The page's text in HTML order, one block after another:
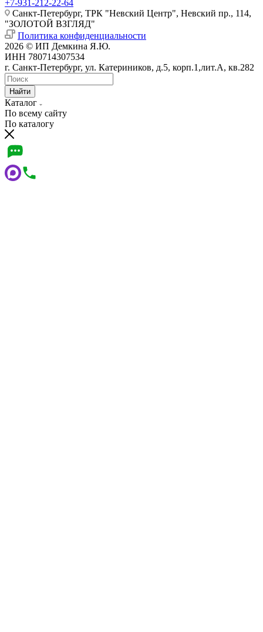
+7-931-212-22-64
Санкт-Петербург, ТРК "Невский Центр", Невский пр., 114,
"ЗОЛОТОЙ ВЗГЛЯД"
Политика конфиденциальности
2026 © ИП Демкина Я.Ю.
ИНН 780714307534
г. Санкт-Петербург, ул. Катериников, д.5, корп.1,лит.А, кв.282
Найти
Каталог
По всему сайту
По каталогу